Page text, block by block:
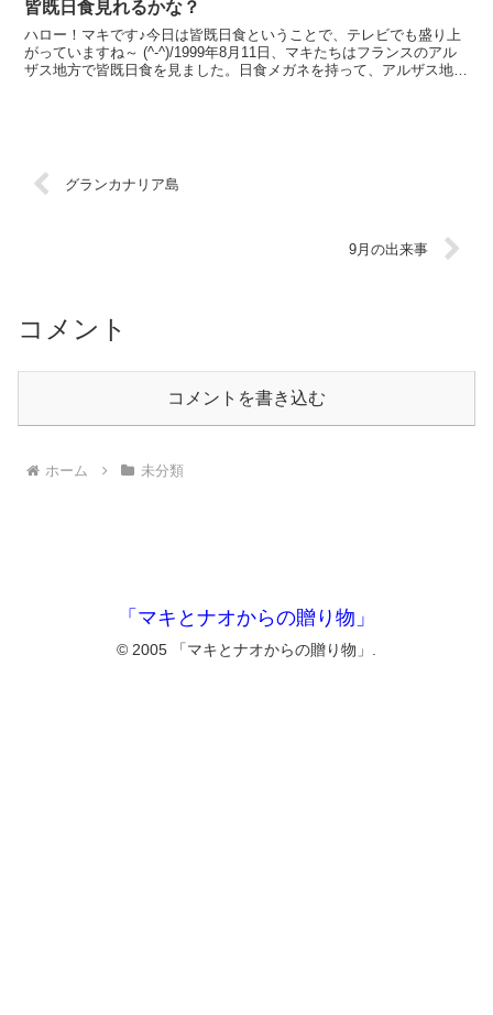
皆既日食見れるかな？
ハロー！マキです♪今日は皆既日食ということで、テレビでも盛り上
がっていますね～ (^-^)/1999年8月11日、マキたちはフランスのアル
ザス地方で皆既日食を見ました。日食メガネを持って、アルザス地方
グランカナリア島
9月の出来事
コメント
コメントを書き込む
ホーム 未分類
「マキとナオからの贈り物」
© 2005 「マキとナオからの贈り物」.